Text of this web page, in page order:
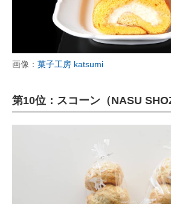
画像： 菓子工房 katsumi
第10位：スコーン（NASU